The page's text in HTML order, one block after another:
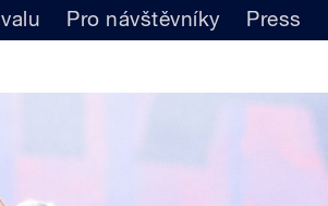
Pro návštěvníky Press